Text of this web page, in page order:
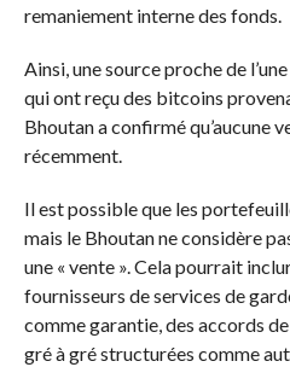
remaniement interne des fonds.
Ainsi, une source proche de
qui ont reçu des bitcoins
Bhoutan a confirmé qu’aucune
récemment.
Il est possible que les
mais le Bhoutan ne considère
une « vente ». Cela pourrait
fournisseurs de services de
comme garantie, des accords
gré à gré structurées comme